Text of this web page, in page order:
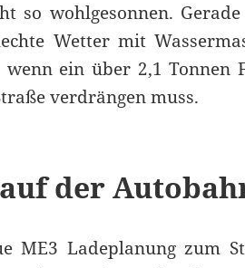
so wohlgesonnen.
Wetter mit
ein über 2,1 Tonnen
verdrängen muss.
der
ME3 Ladeplanung zum